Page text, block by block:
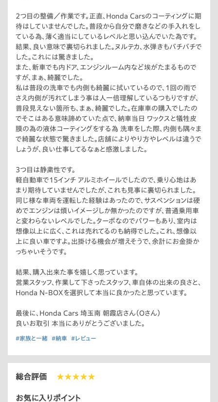
2つ目の整備／作業です。正直、Honda Carsのコーティングに期
待はしていませんでした。普段から自分で磨きなどの手入れをし
ている為、薄く適当にしているレベルと思い込んでいた為です。
結果、良い意味で裏切られました。ヌルテカ、水弾きもバチバチで
した。これには驚きました。
また、新車でも内ドア、エンジンルーム内など埃がたまるもので
すが、まぁ、綺麗でした。
私は普段の洗車でも内側も綺麗に拭いているので、1回の雨で
さえ内側が汚れてしまう事は人一倍理解しているつもりですが、
普段見えない箇所も、まぁ、綺麗でした。在庫車の購入でしたの
でそこはある意味諦めていた点で、納車当日 ワックスと犠牲皮
膜の為の液体コーティングをする為 洗車をした際、内側も隅々ま
で綺麗な状態で驚きました。店舗によりやり方やレベルは違うで
しょうが、良い仕事してるなぁと感激しました。
3つ目は静粛性です。
軽自動車で15インチ アルミホイールでしたので、乗り心地はあ
まり期待していませんでしたが、これも見事に裏切られました。
同じ様な車両を運転した経験はあったので、サスペンションは硬
めでエンジンは煩いイメージしか無かったのですが、普通乗用車
と変わらないレベルでした。ターボなのでパワーもあり、室内は
想像以上に広く、これは売れてるのも納得でした。これ、想像以
上に良い車ですよ。出掛ける機会が増えそうで、余計にお金掛か
っちゃいそうです。
結果、購入出来た事を嬉しく思っています。
営業スタッフ、作業して下さったスタッフ、車自体の出来の良さと、
Honda N-BOXを選択して本当に良かったと思っています。
最後に、Honda Cars 埼玉南 朝霞店さん（Oさん）
良いお取引 本当にありがとうございました。
#家族と一緒 #納車 #レビュー
総合評価 ★★★★★
お気に入りポイント